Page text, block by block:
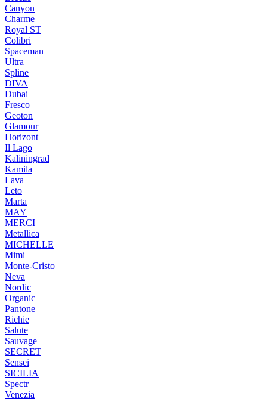
Canуon
Charme
Royal ST
Colibri
Spaceman
Ultra
Spline
DIVA
Dubai
Fresco
Geoton
Glamour
Horizont
Il Lago
Kaliningrad
Kamila
Lava
Leto
Marta
MAY
MERCI
Metallica
MICHELLE
Mimi
Monte-Cristo
Neva
Nordic
Organic
Pantone
Richie
Salute
Sauvage
SECRET
Sensei
SICILIA
Spectr
Venezia